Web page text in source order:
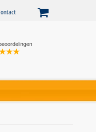
Webshop
service!